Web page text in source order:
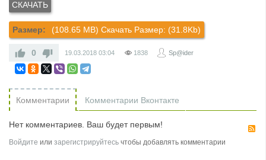
Размер: (108.65 MB) Скачать Размер: (31.8Kb)
0 19.03.2018 03:04 1838 Sp@ider
Комментарии Комментарии Вконтакте
Нет комментариев. Ваш будет первым!
Войдите или зарегистрируйтесь чтобы добавлять комментарии